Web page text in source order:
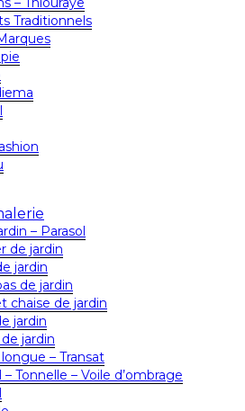
Traditionnels
– Parasol
de jardin
jardin
de jardin
chaise de jardin
jardin
jardin
– Transat
– Tonnelle – Voile d’ombrage